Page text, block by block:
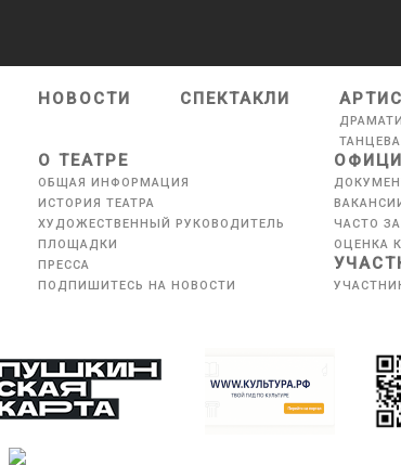
НОВОСТИ СПЕКТАКЛИ
О ТЕАТРЕ
ОБЩАЯ ИНФОРМАЦИЯ
ИСТОРИЯ ТЕАТРА
ХУДОЖЕСТВЕННЫЙ РУКОВОДИТЕЛЬ
ПЛОЩАДКИ
ПРЕССА
ПОДПИШИТЕСЬ НА НОВОСТИ
ЧАСТО
ОЦЕНКА